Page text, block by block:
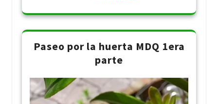
Paseo por la huerta MDQ 1era
parte